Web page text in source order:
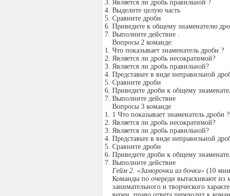
Является ли дробь правильной ?
Выделите целую часть
Сравните дроби
Приведите к общему знаменателю
Выполните действие .
Вопросы 2 команде:
Что показывает знаменатель дроби ?
Является ли дробь несократимой?
Является ли дробь правильной?
Представьте в виде неправильной
Сравните дроби
Приведите дроби к общему
Выполните действие
Вопросы 3 команде
1 Что показывает знаменатель дроби ?
Является ли дробь несократимой?
Является ли дробь правильной?
Представьте в виде неправильной
Сравните дроби
Приведите дроби к общему
Выполните действие
Гейм 2. «Заморочки из бочки» (10
Команды по очереди вытаскивают из
занимательного и творческого